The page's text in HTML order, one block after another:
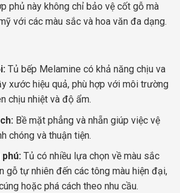
phủ này không chỉ bảo vệ cốt gỗ mà
với các màu sắc và hoa văn đa dạng.
Tủ bếp Melamine có khả năng chịu va
xước hiệu quả, phù hợp với môi trường
chịu nhiệt và độ ẩm.
Bề mặt phẳng và nhẵn giúp việc vệ
chóng và thuận tiện.
Tủ có nhiều lựa chọn về màu sắc
gỗ tự nhiên đến các tông màu hiện đại,
hoặc phá cách theo nhu cầu.